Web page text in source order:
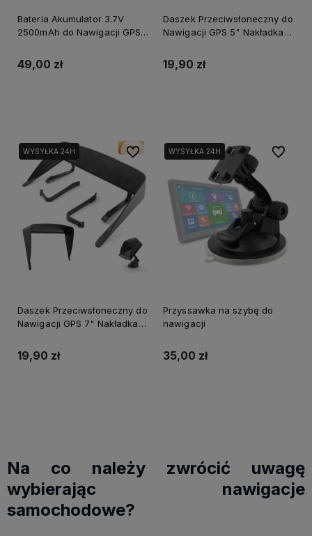
Bateria Akumulator 3.7V
2500mAh do Nawigacji GPS
49,00 zł
Daszek Przeciwsłoneczny do
Nawigacji GPS 5" Nakładka
19,90 zł
WYSYŁKA 24H
Daszek Przeciwsłoneczny do
Nawigacji GPS 7" Nakładka
19,90 zł
Do ulubionychWYSYŁKA 24H
Przyssawka na szybę do
nawigacji
35,00 zł
Do
Na co należy zwrócić uwagę
wybierając nawigacje
samochodowe?